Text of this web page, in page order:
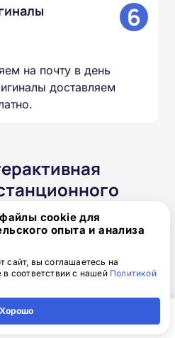
6
на почту в день
доставляем
вам проходить
в любом месте и с
свой учебный
именно вам.
cookie для
опыта и анализа
сайт, вы соглашаетесь на
соответствии с нашей Политикой
Хорошо